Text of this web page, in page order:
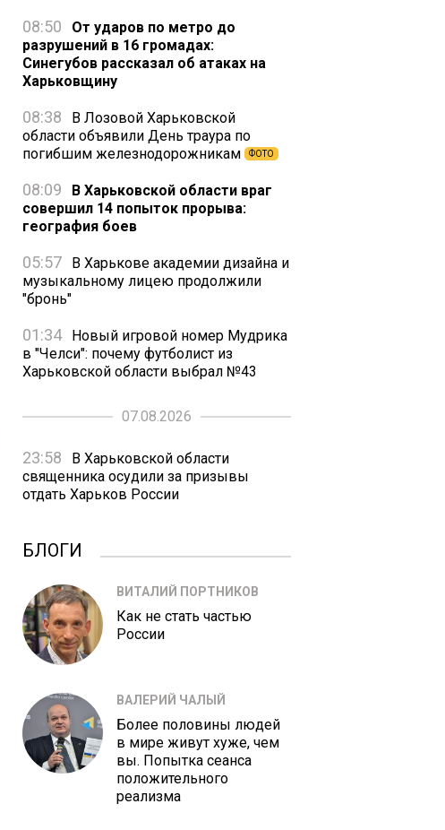
08:50
От ударов по метро до
разрушений в 16 громадах:
Синегубов рассказал об атаках на
Харьковщину
08:38
В Лозовой Харьковской
области объявили День траура по
погибшим железнодорожникам
ФОТО
08:09
В Харьковской области враг
совершил 14 попыток прорыва:
география боев
05:57
В Харькове академии дизайна и
музыкальному лицею продолжили
"бронь"
01:34
Новый игровой номер Мудрика
в "Челси": почему футболист из
Харьковской области выбрал №43
07.08.2026
23:58
В Харьковской области
священника осудили за призывы
отдать Харьков России
БЛОГИ
ВИТАЛИЙ ПОРТНИКОВ
Как не стать частью
России
ВАЛЕРИЙ ЧАЛЫЙ
Более половины людей
в мире живут хуже, чем
вы. Попытка сеанса
положительного
реализма